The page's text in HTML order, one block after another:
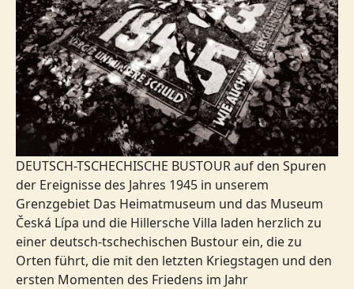
DEUTSCH-TSCHECHISCHE BUSTOUR auf den Spuren
der Ereignisse des Jahres 1945 in unserem
Grenzgebiet Das Heimatmuseum und das Museum
Česká Lípa und die Hillersche Villa laden herzlich zu
einer deutsch-tschechischen Bustour ein, die zu
Orten führt, die mit den letzten Kriegstagen und den
ersten Momenten des Friedens im Jahr